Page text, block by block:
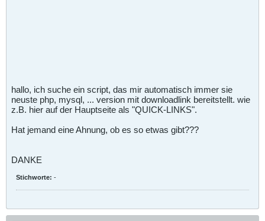
hallo, ich suche ein script, das mir automatisch immer sie
neuste php, mysql, ... version mit downloadlink bereitstellt. wie
z.B. hier auf der Hauptseite als "QUICK-LINKS".
Hat jemand eine Ahnung, ob es so etwas gibt???
DANKE
Stichworte: -